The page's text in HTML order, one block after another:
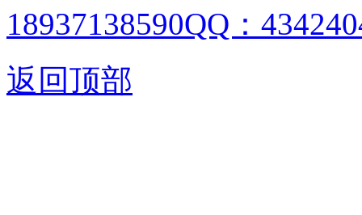
18937138590QQ：
返回顶部